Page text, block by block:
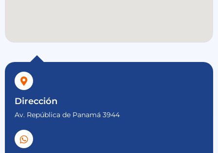
Dirección
Av. República de Panamá 3944